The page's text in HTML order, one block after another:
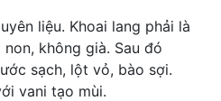
liệu. Khoai lang phải là
không già. Sau đó
sạch, lột vỏ, bào sợi.
vani tạo mùi.